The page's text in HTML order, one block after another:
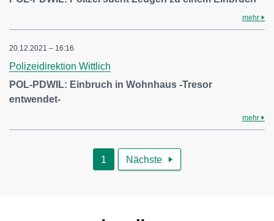
mehr
20.12.2021 – 16:16
Polizeidirektion Wittlich
POL-PDWIL: Einbruch in Wohnhaus -Tresor
entwendet-
mehr
1 Nächste 